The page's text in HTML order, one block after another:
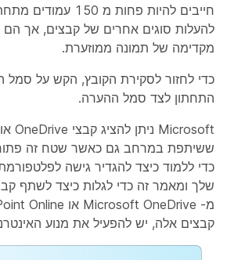
להעלות סוגים אחרים של קבצים, אך הם
מקדימה של תמונה ממוזערת.
כדי לחזור לסקירת הקובץ, הקש על סמל
התחתון לצד סמל ההערה.
ששיתפת במרחב גם כאשר שטח זה
כדי ללמוד כיצד להגדיר גישה לפלטפורמת
שלך ומאמר
קבצים אלה, יש להפעיל את מנוע